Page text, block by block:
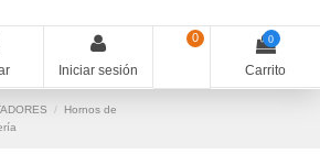
Iniciar sesión
0 0
Carrito
Hornos de